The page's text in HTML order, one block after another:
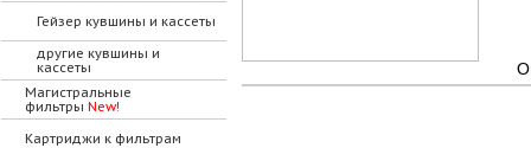
Гейзер кувшины и кассеты
другие кувшины и
кассеты
Магистральные
фильтры New!
Картриджи к фильтрам